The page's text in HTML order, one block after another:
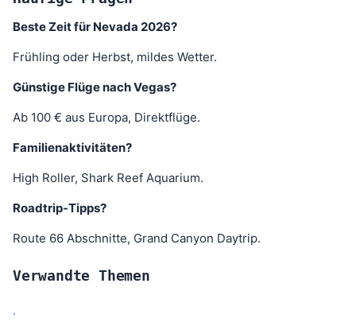
Beste Zeit für Nevada 2026?
Frühling oder Herbst, mildes Wetter.
Günstige Flüge nach Vegas?
Ab 100 € aus Europa, Direktflüge.
Familienaktivitäten?
High Roller, Shark Reef Aquarium.
Roadtrip-Tipps?
Route 66 Abschnitte, Grand Canyon Daytrip.
Verwandte Themen
.